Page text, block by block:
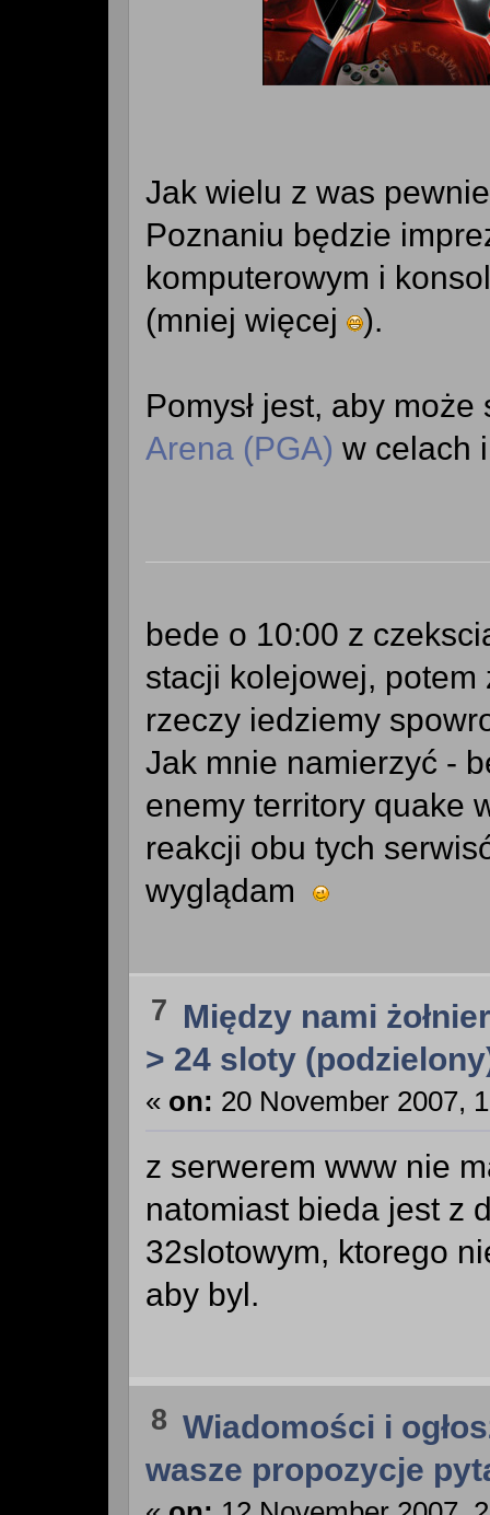
Jak wielu z was
Poznaniu będzie
komputerowym i
(mniej więcej
).
Pomysł jest, aby
Arena (PGA) w celach
bede o 10:00 z
stacji kolejowej,
rzeczy iedziemy
Jak mnie namierzyć -
enemy territory quake
reakcji obu tych
wyglądam
7 Między nami
> 24 sloty
« on: 20 November 2007,
z serwerem www nie
natomiast bieda jest z
32slotowym, ktorego
aby byl.
8 Wiadomości i
wasze propozycje